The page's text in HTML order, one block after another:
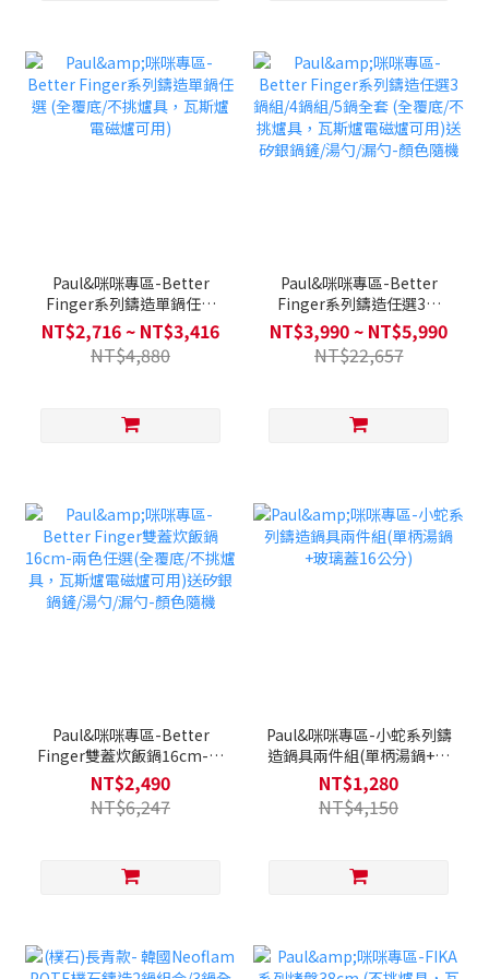
Paul&咪咪專區-Better
Finger系列鑄造單鍋任選
(全覆底/不挑爐具，瓦斯爐
電磁爐可用)
NT$2,716 ~ NT$3,416
NT$4,880
Paul&咪咪專區-Better
Finger系列鑄造任選3鍋
組/4鍋組/5鍋全套 (全覆底/
不挑爐具，瓦斯爐電磁爐可
用)送矽銀鍋鏟/湯勺/漏勺-
NT$3,990 ~ NT$5,990
NT$22,657
Paul&咪咪專區-Better
Finger雙蓋炊飯鍋16cm-兩
色任選(全覆底/不挑爐具，
瓦斯爐電磁爐可用)送矽銀鍋
鏟/湯勺/漏勺-顏色隨機
NT$2,490
NT$6,247
Paul&咪咪專區-小蛇系列鑄
造鍋具兩件組(單柄湯鍋+玻
璃蓋16公分)
NT$1,280
NT$4,150